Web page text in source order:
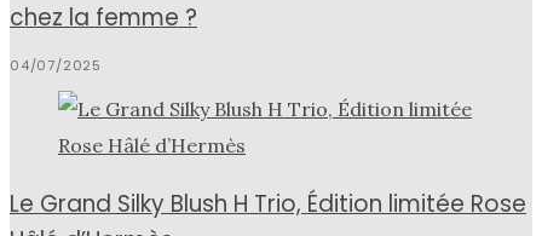
chez la femme ?
04/07/2025
Le Grand Silky Blush H Trio, Édition limitée Rose